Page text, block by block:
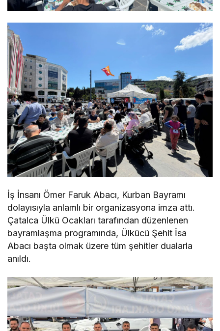
İş İnsanı Ömer Faruk Abacı, Kurban Bayramı
dolayısıyla anlamlı bir organizasyona imza attı.
Çatalca Ülkü Ocakları tarafından düzenlenen
bayramlaşma programında, Ülkücü Şehit İsa
Abacı başta olmak üzere tüm şehitler dualarla
anıldı.